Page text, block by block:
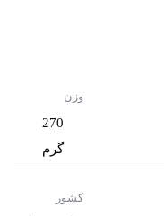
وزن
270
گرم
کشور